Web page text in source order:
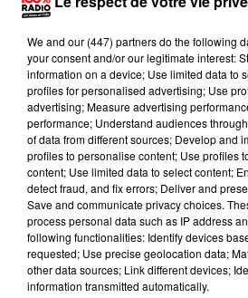
100% pour organiser son show
moment d'anthologie et de
Wilfried, où Christophe a même
installée dans le Tarn et invitée
Christophe Willem a interprêté
dernier album « Panorama »
dernier, mais a aussi entonné
moment inoubliable pour les
gagné leurs places sur 100% : «
We and our (447) partnersdo the following
your consent and/or our legitimate interest:
information on a device; Use limited data to
profiles for personalised advertising; Use
advertising; Measure advertising
performance; Understand audiences
of data from different sources; Develop and
profiles to personalise content; Use profiles
content; Use limited data to select content;
detect fraud, and fix errors; Deliver and
Save and communicate privacy choices.
process personal data such as IP address
following functionalities: Identify devices
requested; Use precise geolocation data;
other data sources; Link different devices;
information transmitted automatically.